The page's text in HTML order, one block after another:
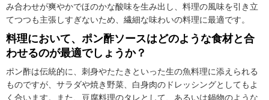
み合わせが爽やかでほのかな酸味を生み出し、料理の風味を引き立
てつつも主張しすぎないため、繊細な味わいの料理に最適です。
料理において、ポン酢ソースはどのような食材と合
わせるのが最適でしょうか？
ポン酢は伝統的に、刺身やたたきといった生の魚料理に添えられる
ものですが、サラダや焼き野菜、白身肉のドレッシングとしてもよ
く合います。また、豆腐料理のタレとして、あるいは鍋物のような